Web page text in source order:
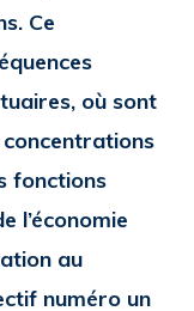
Ce
où sont
fonctions
l’économie
au
numéro un